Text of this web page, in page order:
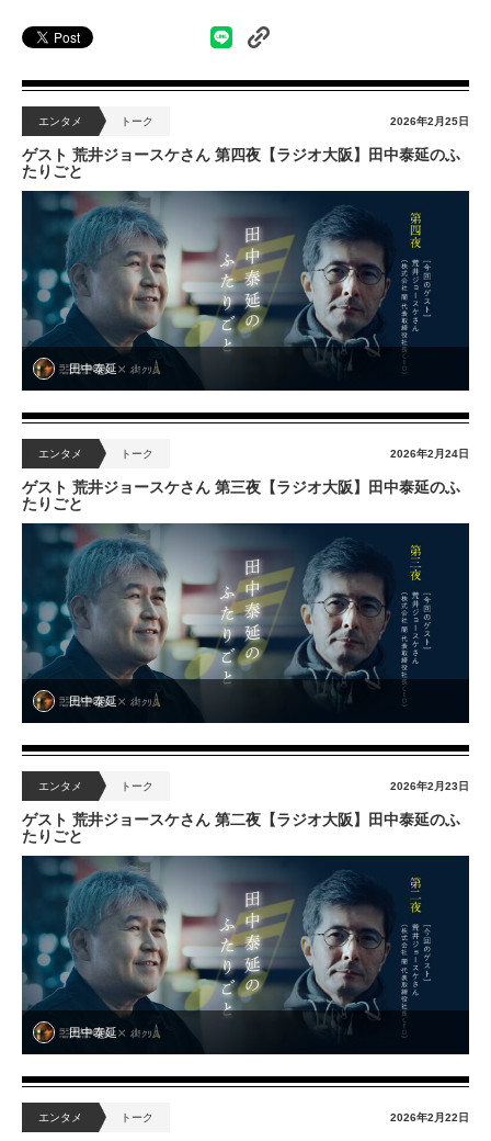
エンタメ トーク 2026年2月25日
ゲスト 荒井ジョースケさん 第四夜【ラジオ大阪】田中泰延のふ
たりごと
田中泰延
エンタメ トーク 2026年2月24日
ゲスト 荒井ジョースケさん 第三夜【ラジオ大阪】田中泰延のふ
たりごと
田中泰延
エンタメ トーク 2026年2月23日
ゲスト 荒井ジョースケさん 第二夜【ラジオ大阪】田中泰延のふ
たりごと
田中泰延
エンタメ トーク 2026年2月22日